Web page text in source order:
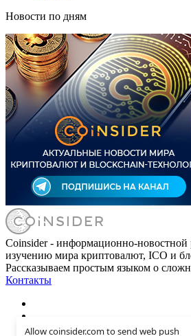
Allow coinsider.com to send web push
Новости по дням
Coinsider - информационно-новостной
изучению мира криптовалют, ICO и
Рассказываем простым языком о
Контакты